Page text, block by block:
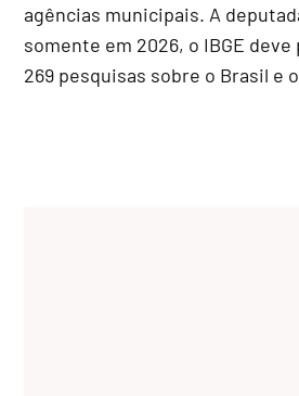
agências municipais. A
somente em 2026, o IBGE
269 pesquisas sobre o Brasil e